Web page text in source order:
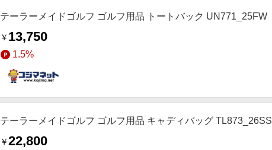
テーラーメイドゴルフ ゴルフ用品 トートバック UN771_25FW
￥ 13,750
1.5%
テーラーメイドゴルフ ゴルフ用品 キャディバッグ TL873_26SS
￥22,800